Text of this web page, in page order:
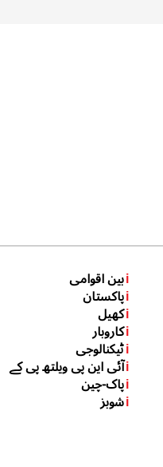
iبین اقوامی
iپاکستان
iکھیل
iکاروبار
iٹیکنالوجی
iآئی این پی ویلتھ پی کے
iپاک-چین
iشوبز